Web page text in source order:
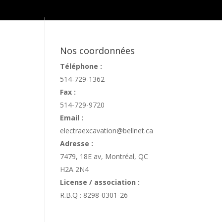
Nos coordonnées
Téléphone :
514-729-1362
Fax :
514-729-9720
Email :
electraexcavation@bellnet.ca
Adresse :
7479, 18E av, Montréal, QC
H2A 2N4
License / association :
R.B.Q : 8298-0301-26